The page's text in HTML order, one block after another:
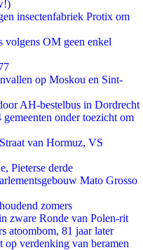
insectenfabriek Protix om
volgens OM geen enkel
op Moskou en Sint-
AH-bestelbus in Dordrecht
onder toezicht om
van Hormuz, VS
Pieterse derde
Mato Grosso
zomers
zware Ronde van Polen-rit
atoombom, 81 jaar later
verdenking van beramen